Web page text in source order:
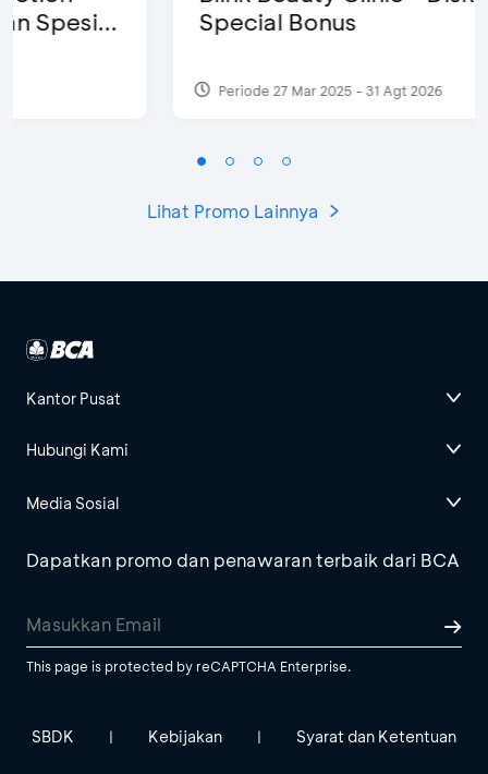
Special Bonus
Periode 27 Mar 2025 - 31 Agt 2026
Lihat Promo Lainnya
Kantor Pusat
Hubungi Kami
Media Sosial
Dapatkan promo dan penawaran terbaik dari BCA
This page is protected by reCAPTCHA Enterprise.
SBDK | Kebijakan | Syarat dan Ketentuan